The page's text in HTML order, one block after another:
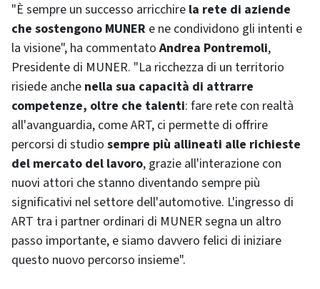
"È sempre un successo arricchire la rete di aziende
che sostengono MUNER e ne condividono gli intenti e
la visione", ha commentatoAndrea Pontremoli,
Presidente di MUNER. "La ricchezza di un territorio
risiede anche nella sua capacità di attrarre
competenze, oltre che talenti: fare rete con realtà
all'avanguardia, come ART, ci permette di offrire
percorsi di studio sempre più allineati alle richieste
del mercato del lavoro, grazie all'interazione con
nuovi attori che stanno diventando sempre più
significativi nel settore dell'automotive. L'ingresso di
ART tra i partner ordinari di MUNER segna un altro
passo importante, e siamo davvero felici di iniziare
questo nuovo percorso insieme".